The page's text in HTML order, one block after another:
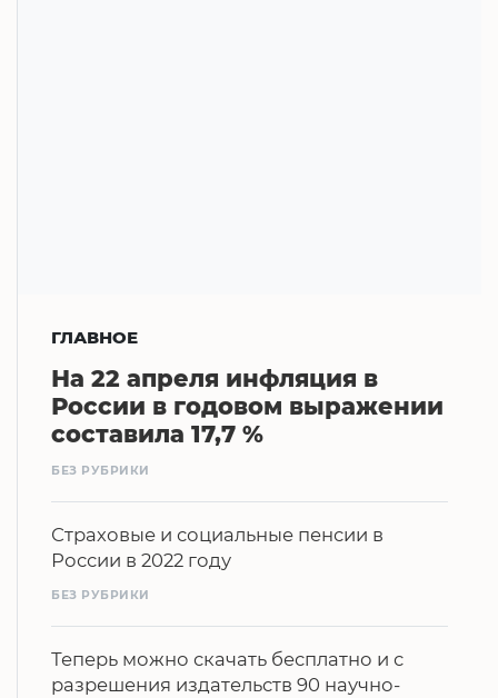
ГЛАВНОЕ
На 22 апреля инфляция в
России в годовом выражении
составила 17,7 %
БЕЗ РУБРИКИ
Страховые и социальные пенсии в
России в 2022 году
БЕЗ РУБРИКИ
Теперь можно скачать бесплатно и с
разрешения издательств 90 научно-